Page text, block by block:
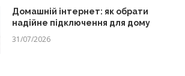
Домашній інтернет: як обрати
надійне підключення для дому
31/07/2026